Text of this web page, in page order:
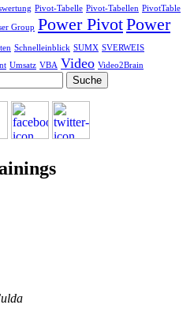
Pivot-Tabelle Pivot-Tabellen PivotTable
Group Power PivotPower
Schnelleinblick SUMX SVERWEIS
Umsatz VBA Video Video2Brain